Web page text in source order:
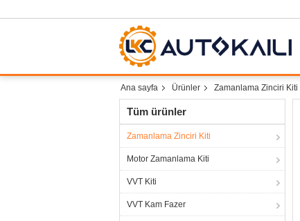
Ana sayfa Ürünler Zamanlama Zinciri Kiti
Tüm ürünler
Zamanlama Zinciri Kiti
Motor Zamanlama Kiti
VVT Kiti
VVT Kam Fazer